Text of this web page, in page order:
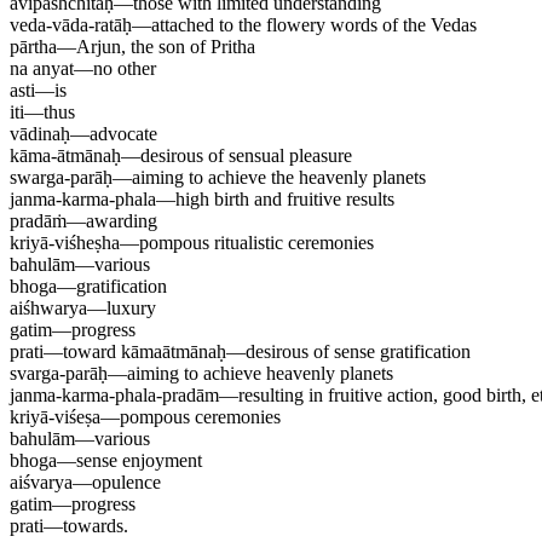
veda-vāda-ratāḥ—attached to the flowery words of the Vedas
pārtha—Arjun, the son of Pritha
na anyat—no other
asti—is
iti—thus
vādinaḥ—advocate
kāma-ātmānaḥ—desirous of sensual pleasure
swarga-parāḥ—aiming to achieve the heavenly planets
janma-karma-phala—high birth and fruitive results
pradāṁ—awarding
kriyā-viśheṣha—pompous ritualistic ceremonies
bahulām—various
bhoga—gratification
aiśhwarya—luxury
gatim—progress
prati—toward kāmaātmānaḥ—desirous of sense gratification
svarga-parāḥ—aiming to achieve heavenly planets
janma-karma-phala-pradām—resulting in fruitive action, good birth,
kriyā-viśeṣa—pompous ceremonies
bahulām—various
bhoga—sense enjoyment
aiśvarya—opulence
gatim—progress
prati—towards.